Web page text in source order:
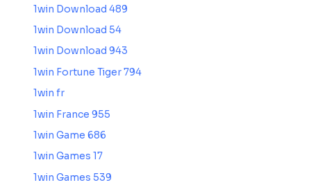
1win Download 489
1win Download 54
1win Download 943
1win Fortune Tiger 794
1win fr
1win France 955
1win Game 686
1win Games 17
1win Games 539